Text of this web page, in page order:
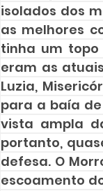
isolados dos
as melhores
tinha um topo
eram as
Luzia,
para a baía
vista ampla
portanto,
defesa. O
escoamento